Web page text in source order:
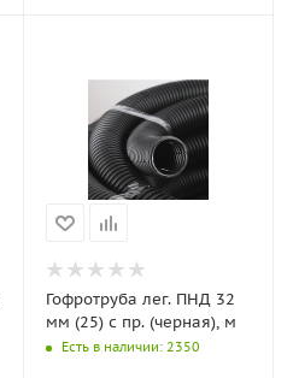
Гофротруба лег. ПНД 32
мм (25) с пр. (черная), м
Есть в наличии: 2350